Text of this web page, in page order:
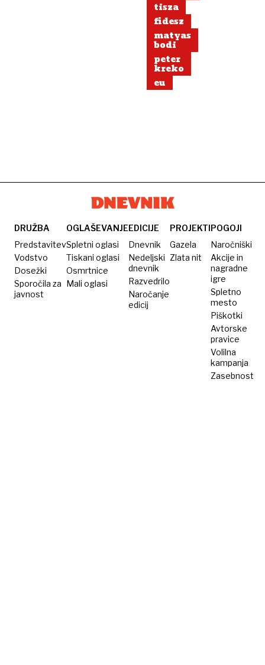
tisza
fidesz
matyas
bodi
peter
kreko
eu
DRUŽBA
Predstavitev
Vodstvo
Dosežki
Sporočila za
javnost
OGLAŠEVANJE
Spletni oglasi
Tiskani oglasi
Osmrtnice
Mali oglasi
EDICIJE
Dnevnik
Nedeljski
dnevnik
Razvedrilo
Naročanje
edicij
PROJEKTI
Gazela
Zlata nit
POGOJI
Naročniški
Akcije in
nagradne
igre
Spletno
mesto
Piškotki
Avtorske
pravice
Volilna
kampanja
Zasebnost